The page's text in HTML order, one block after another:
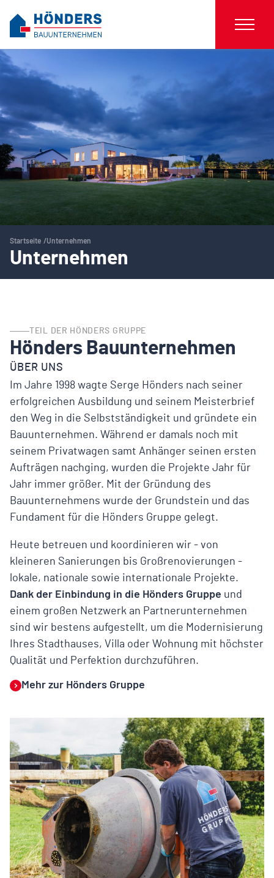
Startseite Unternehmen
Unternehmen
TEIL DER HÖNDERS GRUPPE
Hönders Bauunternehmen
ÜBER UNS
Im Jahre 1998 wagte Serge Hönders nach seiner
erfolgreichen Ausbildung und seinem Meisterbrief
den Weg in die Selbstständigkeit und gründete ein
Bauunternehmen. Während er damals noch mit
seinem Privatwagen samt Anhänger seinen ersten
Aufträgen nachging, wurden die Projekte Jahr für
Jahr immer größer. Mit der Gründung des
Bauunternehmens wurde der Grundstein und das
Fundament für die Hönders Gruppe gelegt.
Heute betreuen und koordinieren wir - von
kleineren Sanierungen bis Großrenovierungen -
lokale, nationale sowie internationale Projekte.
Dank der Einbindung in die Hönders Gruppe und
einem großen Netzwerk an Partnerunternehmen
sind wir bestens aufgestellt, um die Modernisierung
Ihres Stadthauses, Villa oder Wohnung mit höchster
Qualität und Perfektion durchzuführen.
Mehr zur Hönders Gruppe